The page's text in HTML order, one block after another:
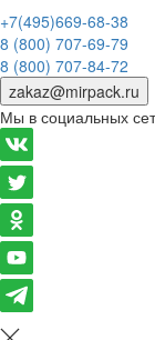
+7(495)669-68-38
8 (800) 707-69-79
8 (800) 707-84-72
zakaz@mirpack.ru
Мы в социальных